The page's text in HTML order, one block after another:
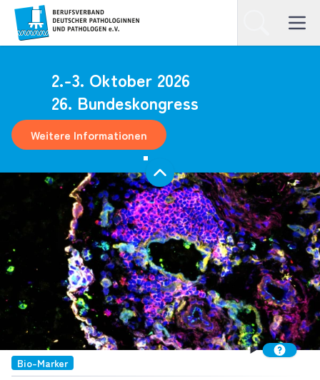
Homepage SuchenOpen
2.-3. Oktober 2026
26. Bundeskongress
Weitere Informationen
Bio-Marker